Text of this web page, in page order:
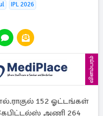
IPL 2026
விளம்பரம்
152 ஓட்டங்கள்
அணி 264